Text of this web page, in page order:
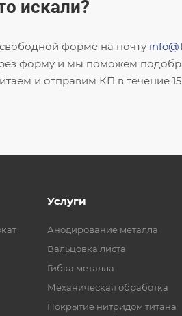
искали?
свободной форме на почту
форму и мы поможем
и отправим КП в течение
Услуги
Анодирование металла
Вальцовка листа
Гибка металла
Механическая обработка
Покрытие нитридом титана